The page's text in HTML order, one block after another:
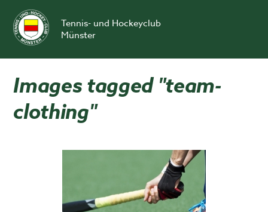
content
Tennis- und Hockeyclub
Münster
Images tagged "team-
clothing"